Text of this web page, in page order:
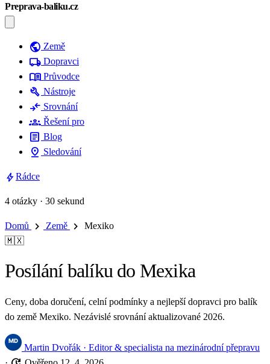
Preprava-baliku.cz
public Země
local_shipping Dopravci
menu_book Průvodce
build Nástroje
compare_arrows Srovnání
groups Řešení pro
article Blog
pin_drop Sledování
boltRádce
4 otázky · 30 sekund
Domů chevron_right Země chevron_right
Mexiko
🇲🇽
Posílání balíku do Mexika
Ceny, doba doručení, celní podmínky a nejlepší dopravci pro balík
do země Mexiko. Nezávislé srovnání aktualizované 2026.
Martin Dvořák · Editor & specialista na mezinárodní přepravu